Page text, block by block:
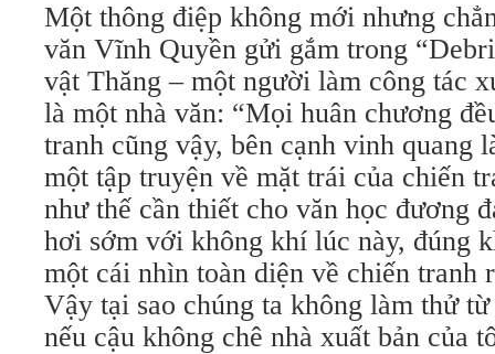
Một thông điệp không mới nhưng
văn Vĩnh Quyền gửi gắm trong
vật Thăng – một người làm công tác
là một nhà văn: “Mọi huân chương
tranh cũng vậy, bên cạnh vinh quang
một tập truyện về mặt trái của chiến
như thế cần thiết cho văn học đương
hơi sớm với không khí lúc này, đúng
một cái nhìn toàn diện về chiến tranh
Vậy tại sao chúng ta không làm thử
nếu cậu không chê nhà xuất bản của